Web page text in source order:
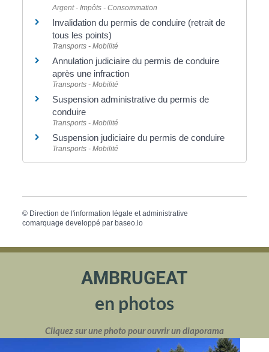
Argent - Impôts - Consommation
Invalidation du permis de conduire (retrait de
tous les points)
Transports - Mobilité
Annulation judiciaire du permis de conduire
après une infraction
Transports - Mobilité
Suspension administrative du permis de
conduire
Transports - Mobilité
Suspension judiciaire du permis de conduire
Transports - Mobilité
© Direction de l'information légale et administrative
comarquage developpé parbaseo.io
AMBRUGEAT
en photos
Cliquez sur une photo pour ouvrir un diaporama